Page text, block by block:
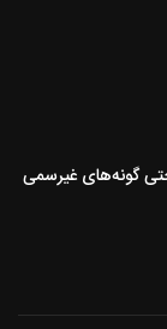
گونه‌های غیرسمی